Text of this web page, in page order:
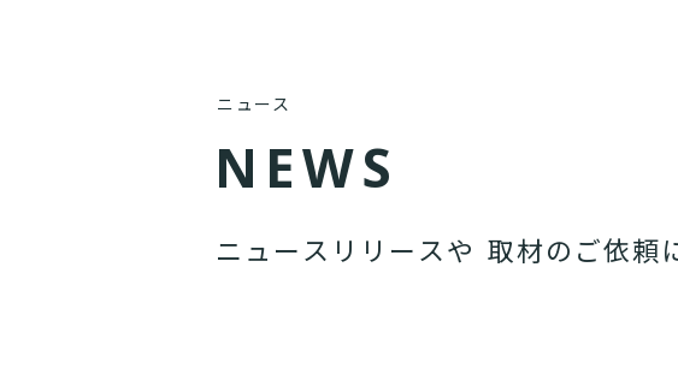
ニュース
N EWS
ニ ュ ース リ リ ースや 取材の ご依頼